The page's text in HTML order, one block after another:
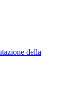
della